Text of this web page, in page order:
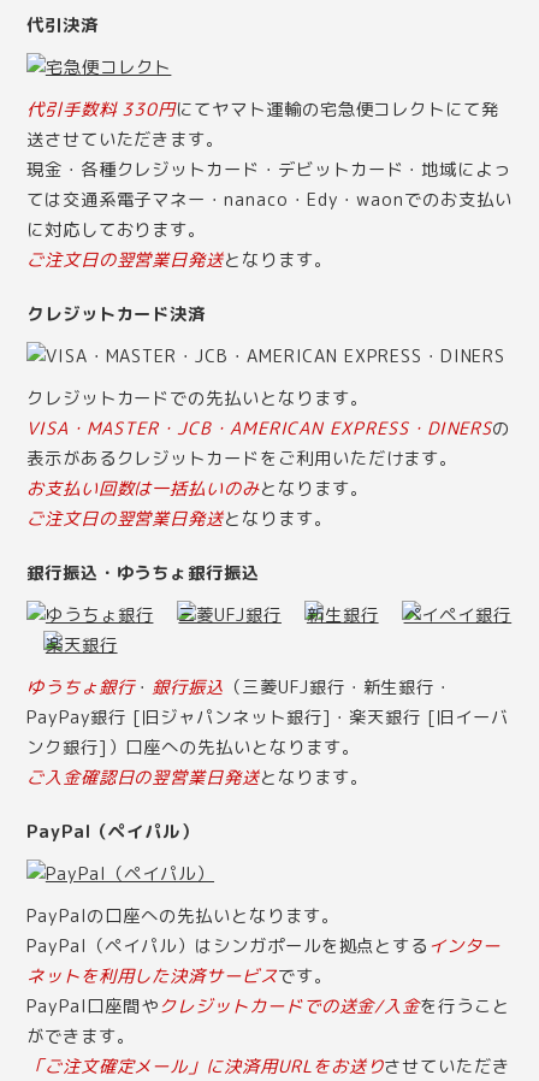
代引決済
代引手数料 330円にてヤマト運輸の宅急便コレクトにて発
送させていただきます。
現金・各種クレジットカード・デビットカード・地域によっ
ては交通系電子マネー・nanaco・Edy・waonでのお支払い
に対応しております。
ご注文日の翌営業日発送となります。
クレジットカード決済
クレジットカードでの先払いとなります。
VISA・MASTER・JCB・AMERICAN EXPRESS・DINERSの
表示があるクレジットカードをご利用いただけます。
お支払い回数は一括払いのみとなります。
ご注文日の翌営業日発送となります。
銀行振込・ゆうちょ銀行振込
ゆうちょ銀行・銀行振込 （三菱UFJ銀行・新生銀行・
PayPay銀行 [旧ジャパンネット銀行]・楽天銀行 [旧イーバ
ンク銀行]）口座への先払いとなります。
ご入金確認日の翌営業日発送となります。
PayPal（ペイパル）
PayPalの口座への先払いとなります。
PayPal（ペイパル）はシンガポールを拠点とする インター
ネットを利用した決済サービスです。
PayPal口座間やクレジットカードでの送金/入金を行うこと
ができます。
「ご注文確定メール」に決済用URLをお送りさせていただき